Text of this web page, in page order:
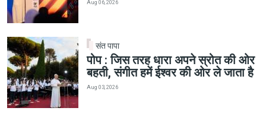
Aug 06, 2026
संत पापा
पोप : जिस तरह धारा अपने स्रोत की ओर
बहती, संगीत हमें ईश्वर की ओर ले जाता है
Aug 03, 2026